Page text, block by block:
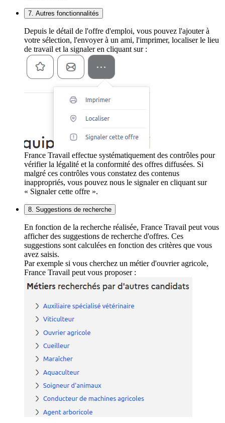
7. Autres fonctionnalités
Depuis le détail de l'offre d'emploi, vous pouvez l'ajouter à
votre sélection, l'envoyer à un ami, l'imprimer, localiser le lieu
de travail et la signaler en cliquant sur :
France Travail effectue systématiquement des contrôles pour
vérifier la légalité et la conformité des offres diffusées. Si
malgré ces contrôles vous constatez des contenus
inappropriés, vous pouvez nous le signaler en cliquant sur
« Signaler cette offre ».
8. Suggestions de recherche
En fonction de la recherche réalisée, France Travail peut vous
afficher des suggestions de recherche d'offres. Ces
suggestions sont calculées en fonction des critères que vous
avez saisis.
Par exemple si vous cherchez un métier d'ouvrier agricole,
France Travail peut vous proposer :